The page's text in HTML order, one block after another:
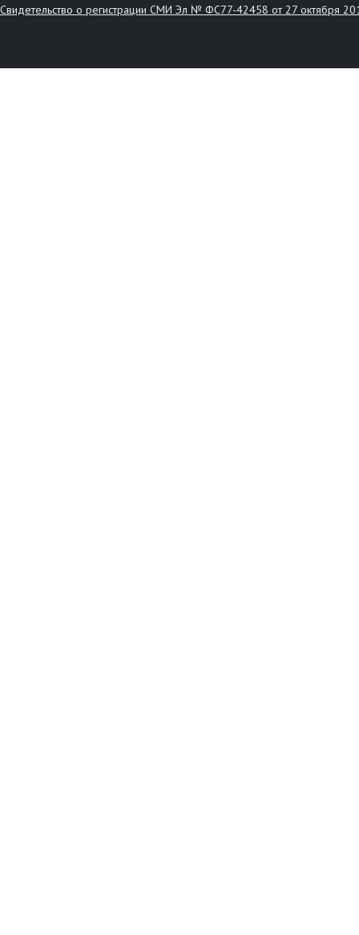
Свидетельство о регистрации СМИ Эл № ФС77-42458 от 27 октября